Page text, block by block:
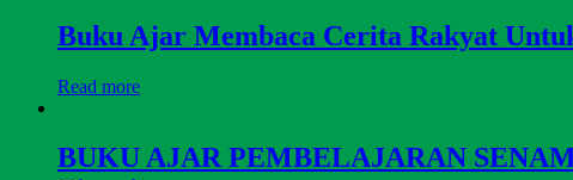
Buku Ajar Membaca Cerita Rakyat
Read more
BUKU AJAR PEMBELAJARAN